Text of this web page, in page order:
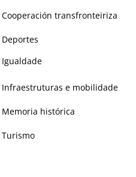
Cooperación transfronteiriza
Deportes
Igualdade
Infraestruturas e mobilidade
Memoria histórica
Turismo